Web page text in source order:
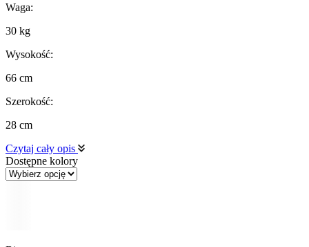
Waga:
30 kg
Wysokość:
66 cm
Szerokość:
28 cm
Czytaj cały opis
Dostępne kolory